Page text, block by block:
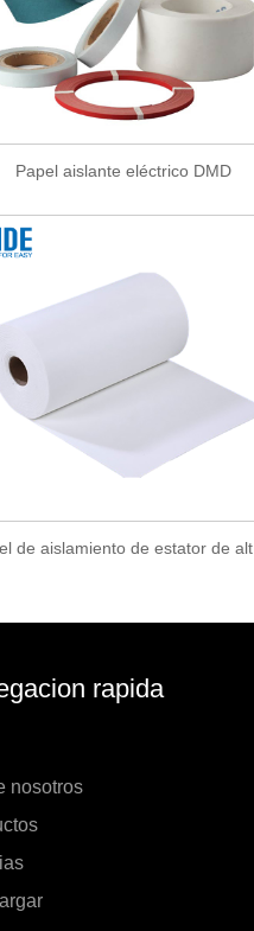
Papel aislante eléctrico DMD
rapida
nosotros